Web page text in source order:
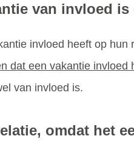
van invloed
invloed heeft op hun
dat een vakantie invloed
van invloed is.
omdat het